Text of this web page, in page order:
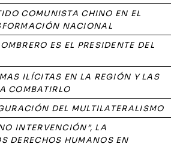
COMUNISTA CHINO EN EL
NACIONAL
ES EL PRESIDENTE DEL
ILÍCITAS EN LA REGIÓN Y LAS
COMBATIRLO
DEL MULTILATERALISMO
INTERVENCIÓN”, LA
DERECHOS HUMANOS EN